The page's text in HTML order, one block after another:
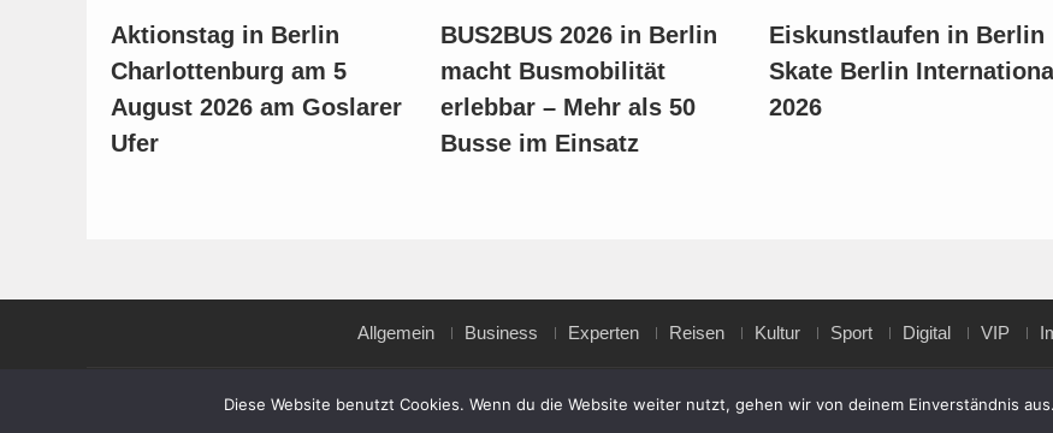
Aktionstag in Berlin
Charlottenburg am 5
August 2026 am Goslarer
Ufer
BUS2BUS 2026 in Berlin
macht Busmobilität
erlebbar – Mehr als 50
Busse im Einsatz
Eiskunstlaufen in Berlin
Skate Berlin
2026
Allgemein Business Experten Reisen Kultur Sport Digital VIP
Copyright © All rights reserved.Diese Website benutzt Cookies. Wenn du die Website weiter nutzt, gehen wir von deinem Einverständnis aus.